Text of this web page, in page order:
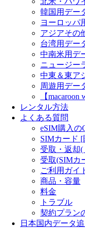
韓国用デー
ヨーロッパ
アジアその
台湾用デー
中南米用デ
ニュージー
中東＆東ア
周遊用デー
【
レンタル方法
よくある質問
eSIM購入の
SIMカード
受取・返却
受取(SIMカ
ご利用ガイ
商品・容量
料金
トラブル
契約プラン
日本国内データ